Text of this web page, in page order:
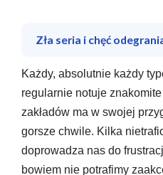
Zła seria i chęć
Każdy, absolutnie każdy
regularnie notuje
zakładów ma w swojej
gorsze chwile. Kilka
doprowadza nas do
bowiem nie potrafimy